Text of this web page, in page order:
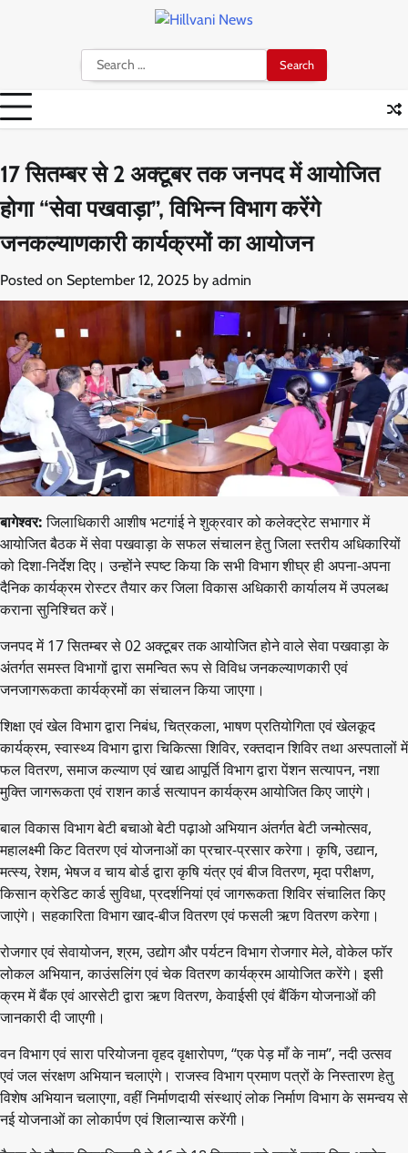
Search
for:
17 सितम्बर से 2 अक्टूबर तक जनपद में आयोजित
होगा “सेवा पखवाड़ा”, विभिन्न विभाग करेंगे
जनकल्याणकारी कार्यक्रमों का आयोजन
Posted on September 12, 2025 by admin
बागेश्वर:जिलाधिकारी आशीष भटगांई ने शुक्रवार को कलेक्ट्रेट सभागार में
आयोजित बैठक में सेवा पखवाड़ा के सफल संचालन हेतु जिला स्तरीय अधिकारियों
को दिशा-निर्देश दिए। उन्होंने स्पष्ट किया कि सभी विभाग शीघ्र ही अपना-अपना
दैनिक कार्यक्रम रोस्टर तैयार कर जिला विकास अधिकारी कार्यालय में उपलब्ध
कराना सुनिश्चित करें।
जनपद में 17 सितम्बर से 02 अक्टूबर तक आयोजित होने वाले सेवा पखवाड़ा के
अंतर्गत समस्त विभागों द्वारा समन्वित रूप से विविध जनकल्याणकारी एवं
जनजागरूकता कार्यक्रमों का संचालन किया जाएगा।
शिक्षा एवं खेल विभाग द्वारा निबंध, चित्रकला, भाषण प्रतियोगिता एवं खेलकूद
कार्यक्रम, स्वास्थ्य विभाग द्वारा चिकित्सा शिविर, रक्तदान शिविर तथा अस्पतालों में
फल वितरण, समाज कल्याण एवं खाद्य आपूर्ति विभाग द्वारा पेंशन सत्यापन, नशा
मुक्ति जागरूकता एवं राशन कार्ड सत्यापन कार्यक्रम आयोजित किए जाएंगे।
बाल विकास विभाग बेटी बचाओ बेटी पढ़ाओ अभियान अंतर्गत बेटी जन्मोत्सव,
महालक्ष्मी किट वितरण एवं योजनाओं का प्रचार-प्रसार करेगा। कृषि, उद्यान,
मत्स्य, रेशम, भेषज व चाय बोर्ड द्वारा कृषि यंत्र एवं बीज वितरण, मृदा परीक्षण,
किसान क्रेडिट कार्ड सुविधा, प्रदर्शनियां एवं जागरूकता शिविर संचालित किए
जाएंगे। सहकारिता विभाग खाद-बीज वितरण एवं फसली ऋण वितरण करेगा।
रोजगार एवं सेवायोजन, श्रम, उद्योग और पर्यटन विभाग रोजगार मेले, वोकेल फॉर
लोकल अभियान, काउंसलिंग एवं चेक वितरण कार्यक्रम आयोजित करेंगे। इसी
क्रम में बैंक एवं आरसेटी द्वारा ऋण वितरण, केवाईसी एवं बैंकिंग योजनाओं की
जानकारी दी जाएगी।
वन विभाग एवं सारा परियोजना वृहद वृक्षारोपण, “एक पेड़ माँ के नाम”, नदी उत्सव
एवं जल संरक्षण अभियान चलाएंगे। राजस्व विभाग प्रमाण पत्रों के निस्तारण हेतु
विशेष अभियान चलाएगा, वहीं निर्माणदायी संस्थाएं लोक निर्माण विभाग के समन्वय से
नई योजनाओं का लोकार्पण एवं शिलान्यास करेंगी।